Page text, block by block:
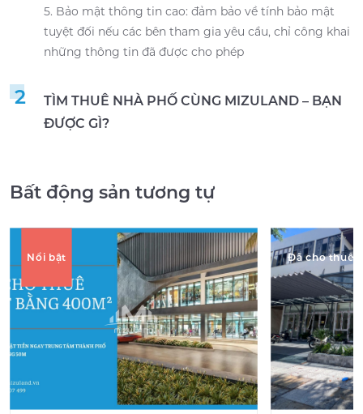
5. Bảo mật thông tin cao: đảm bảo về tính bảo mật
tuyệt đối nếu các bên tham gia yêu cầu, chỉ công khai
những thông tin đã được cho phép
2
TÌM THUÊ NHÀ PHỐ CÙNG MIZULAND – BẠN
ĐƯỢC GÌ?
Bất động sản tương tự
Nổi bật Đã cho thuê